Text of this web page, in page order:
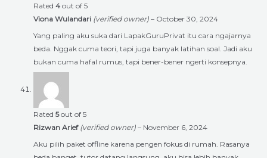
Rated 4 out of 5
Viona Wulandari (verified owner) – October 30, 2024
Yang paling aku suka dari LapakGuruPrivat itu cara ngajarnya
beda. Nggak cuma teori, tapi juga banyak latihan soal. Jadi aku
bukan cuma hafal rumus, tapi bener-bener ngerti konsepnya.
Rated 5out of 5
Rizwan Arief (verified owner) – November 6, 2024
Aku pilih paket offline karena pengen fokus di rumah. Rasanya